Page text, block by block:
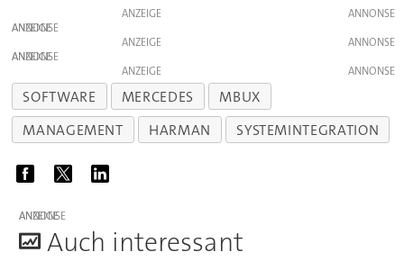
ANZEIGE
ANZEIGE
ANZEIGE
ANZEIGE
ANZEIGE
SOFTWARE MERCEDES
MBUX
MANAGEMENT
HARMAN SYSTEMINTEGRATION
ANZEIGE
Auch interessant